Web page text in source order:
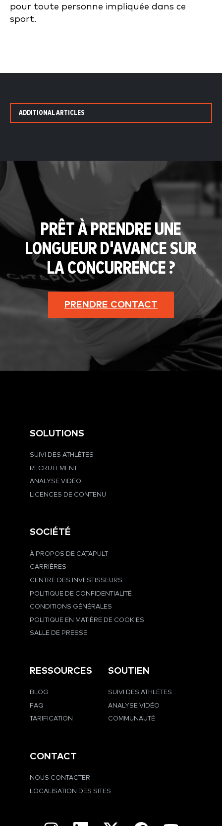
pour toute personne impliquée dans ce
sport.
ADDITIONAL ARTICLES
PRÊT À PRENDRE UNE
LONGUEUR D'AVANCE SUR
LA CONCURRENCE ?
PRENDRE CONTACT
SOLUTIONS
SUIVI DES ATHLÈTES
RECRUTEMENT
ANALYSE VIDÉO
LICENCES DE CONTENU
SOCIÉTÉ
À PROPOS DE CATAPULT
CARRIÈRES
CENTRE DES INVESTISSEURS
POLITIQUE DE CONFIDENTIALITÉ
CONDITIONS GÉNÉRALES
POLITIQUE EN MATIÈRE DE COOKIES
SALLE DE PRESSE
RESSOURCES
BLOG
FAQ
TARIFICATION
SOUTIEN
SUIVI DES ATHLÈTES
ANALYSE VIDÉO
COMMUNAUTÉ
CONTACT
NOUS CONTACTER
LOCALISATION DES SITES